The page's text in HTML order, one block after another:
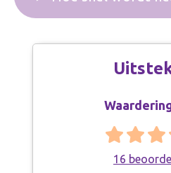
16